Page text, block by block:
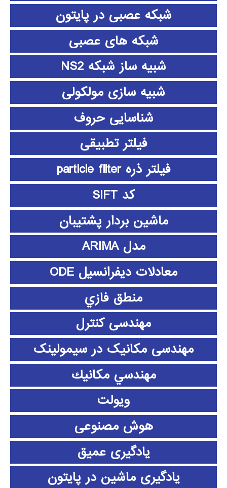
شبکه عصبی در پایتون
شبکه های عصبی
شبیه ساز شبکه NS2
شبیه سازی مولکولی
شناسایی حروف
فیلتر تطبیقی
فیلتر ذره particle filter
کد SIFT
ماشین بردار پشتیبان
مدل ARIMA
معادلات دیفرانسیل ODE
منطق فازي
مهندسی کنترل
مهندسی مکانیک در سیمولینک
مهندسي مكانيك
ویولت
هوش مصنوعی
یادگیری عمیق
یادگیری ماشین در پایتون